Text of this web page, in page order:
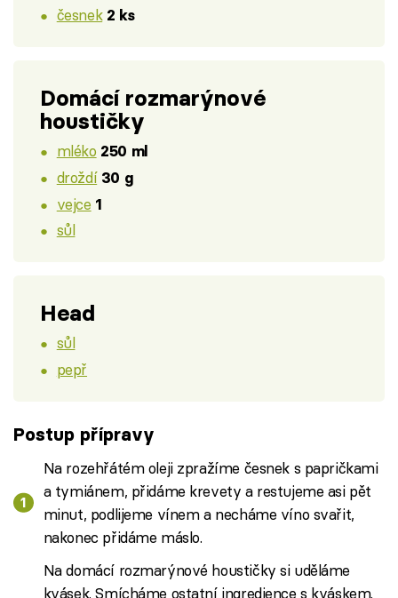
česnek 2 ks
Domácí rozmarýnové
houstičky
mléko 250 ml
droždí 30 g
vejce 1
sůl
Head
sůl
pepř
Postup přípravy
Na rozehřátém oleji zpražíme česnek s papričkami
a tymiánem, přidáme krevety a restujeme asi pět
minut, podlijeme vínem a necháme víno svařit,
nakonec přidáme máslo.
Na domácí rozmarýnové houstičky si uděláme
kvásek. Smícháme ostatní ingredience s kváskem.